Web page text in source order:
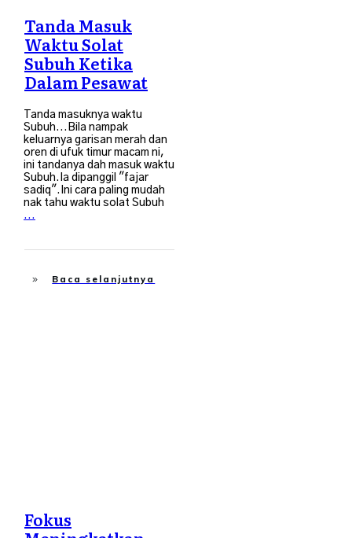
Tanda Masuk
Waktu Solat
Subuh Ketika
Dalam Pesawat
Tanda masuknya waktu
Subuh...Bila nampak
keluarnya garisan merah dan
oren di ufuk timur macam ni,
ini tandanya dah masuk waktu
Subuh.Ia dipanggil "fajar
sadiq".Ini cara paling mudah
nak tahu waktu solat Subuh
...
Baca selanjutnya
Fokus